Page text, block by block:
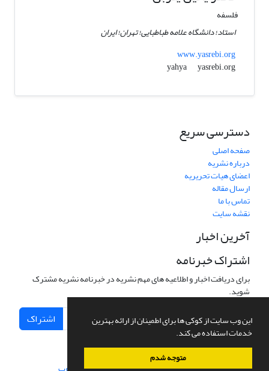
این وب سایت از کوکی ها برای اطمینان از ارائه بهترین
خدمات استفاده می کند.
متوجه شدم
فلسفه
استاد؛ دانشگاه علامه طباطبایی؛ تهران؛ ایران
www.yasrebi.org
yahya
yasrebi.org
دسترسی سریع
صفحه اصلی
درباره نشریه
اعضای هیات تحریریه
ارسال مقاله
تماس با ما
نقشه سایت
آخرین اخبار
اشتراک خبرنامه
برای دریافت اخبار و اطلاعیه های مهم نشریه در خبرنامه نشریه مشترک
شوید.
اشتراک